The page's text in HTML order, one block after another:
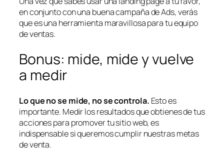
en conjunto con una buena campaña de Ads, verás
que es una herramienta maravillosa para tu equipo
de ventas.
Bonus: mide, mide y vuelve
a medir
Lo que no se mide, no se controla. Esto es
importante. Medir los resultados que obtienes de tus
acciones para promover tu sitio web, es
indispensable si queremos cumplir nuestras metas
de venta.